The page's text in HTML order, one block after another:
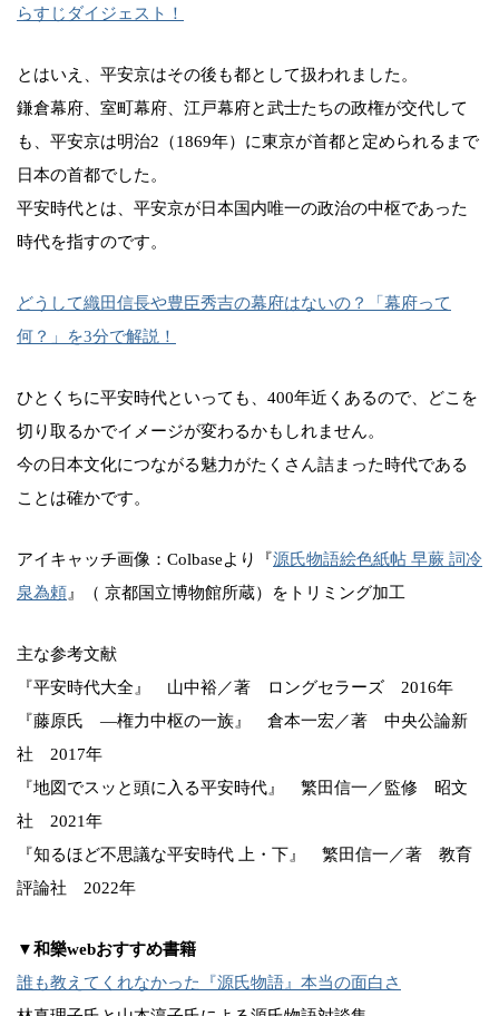
らすじダイジェスト！
とはいえ、平安京はその後も都として扱われました。
鎌倉幕府、室町幕府、江戸幕府と武士たちの政権が交代して
も、平安京は明治2（1869年）に東京が首都と定められるまで
日本の首都でした。
平安時代とは、平安京が日本国内唯一の政治の中枢であった
時代を指すのです。
どうして織田信長や豊臣秀吉の幕府はないの？「幕府って
何？」を3分で解説！
ひとくちに平安時代といっても、400年近くあるので、どこを
切り取るかでイメージが変わるかもしれません。
今の日本文化につながる魅力がたくさん詰まった時代である
ことは確かです。
アイキャッチ画像：Colbaseより『源氏物語絵色紙帖 早蕨 詞冷
泉為頼 』（ 京都国立博物館所蔵）をトリミング加工
主な参考文献
『平安時代大全』 山中裕／著 ロングセラーズ 2016年
『藤原氏 ―権力中枢の一族』 倉本一宏／著 中央公論新
社 2017年
『地図でスッと頭に入る平安時代』 繁田信一／監修 昭文
社 2021年
『知るほど不思議な平安時代 上・下』 繁田信一／著 教育
評論社 2022年
▼和樂webおすすめ書籍
誰も教えてくれなかった『源氏物語』本当の面白さ